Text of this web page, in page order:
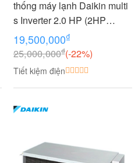
thống máy lạnh Daikin multi
s Inverter 2.0 HP (2HP
Ngựa) - 1 dàn nóng 2 dàn
lạnh (1.0 + 1.0 HP (1 Ngựa)
MKC50RVMV-
CTKC25RVMV+CTKC25RV
19,500,000₫
25,000,000₫(-22%)
Tiết kiệm điện